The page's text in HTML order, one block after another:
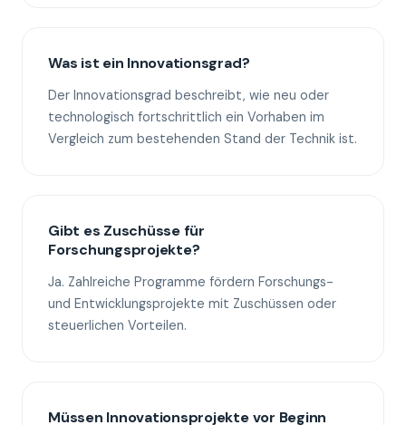
Was ist ein Innovationsgrad?
Der Innovationsgrad beschreibt, wie neu oder
technologisch fortschrittlich ein Vorhaben im
Vergleich zum bestehenden Stand der Technik ist.
Gibt es Zuschüsse für
Forschungsprojekte?
Ja. Zahlreiche Programme fördern Forschungs-
und Entwicklungsprojekte mit Zuschüssen oder
steuerlichen Vorteilen.
Müssen Innovationsprojekte vor Beginn